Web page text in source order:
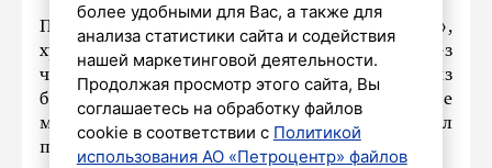
По прибытии поезда на станцию «Шушары»,
хулиган хотел убежать от охраны – перелез
через забор, спрыгнул на пути и распылил газ из
баллончика в сторону сотрудников. В суде
мужчина признал свою вину. Он выплатил
пострадавшей компенсацию и извинился.
более удобными для Вас, а также для
анализа статистики сайта и содействия
нашей маркетинговой деятельности.
Продолжая просмотр этого сайта, Вы
соглашаетесь на обработку файлов
cookie в соответствии с Политикой
использования АО «Петроцентр» файлов